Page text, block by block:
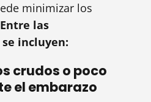
minimizar los
Entre las
incluyen:
crudos o poco
el embarazo